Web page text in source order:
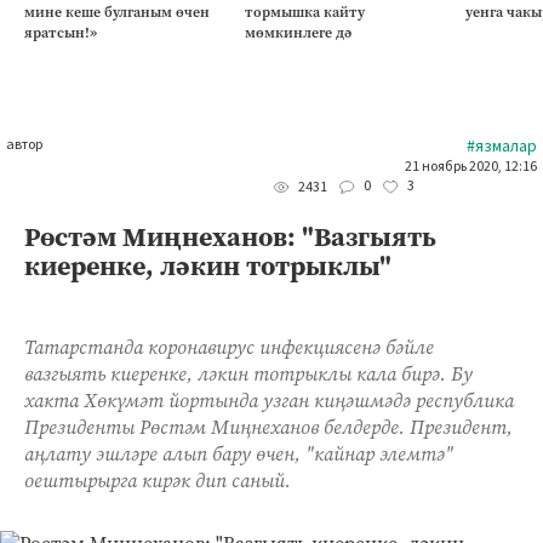
мине кеше булганым өчен
яратсын!»
тормышка кайту
мөмкинлеге дә
уенга
автор #язмалар
21 ноябрь 2020, 12:16
2431
0 3
Рөстәм Миңнеханов: "Вазгыять
киеренке, ләкин тотрыклы"
Татарстанда коронавирус инфекциясенә бәйле
вазгыять киеренке, ләкин тотрыклы кала бирә. Бу
хакта Хөкүмәт йортында узган киңәшмәдә республика
Президенты Рөстәм Миңнеханов белдерде. Президент,
аңлату эшләре алып бару өчен, "кайнар элемтә"
оештырырга кирәк дип саный.